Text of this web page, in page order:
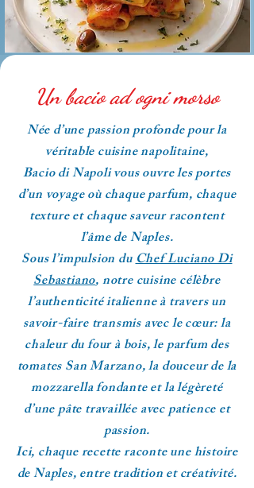
Un bacio ad ogni morso
Née d’une passion profonde pour la
véritable cuisine napolitaine,
Bacio di Napoli vous ouvre les portes
d’un voyage où chaque parfum, chaque
texture et chaque saveur racontent
l’âme de Naples.
Sous l’impulsion duChef Luciano Di
Sebastiano, notre cuisine célèbre
l’authenticité italienne à travers un
savoir-faire transmis avec le cœur: la
chaleur du four à bois, le parfum des
tomates San Marzano, la douceur de la
mozzarella fondante et la légèreté
d’une pâte travaillée avec patience et
passion.
Ici, chaque recette raconte une histoire
de Naples, entre tradition et créativité.